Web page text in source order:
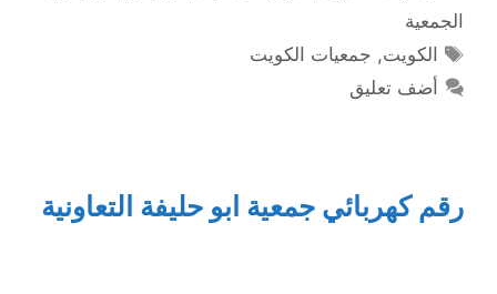
الجمعية
الوسوم
الكويت, جمعيات الكويت
أضف تعليق
رقم كهربائي جمعية ابو حليفة التعاونية